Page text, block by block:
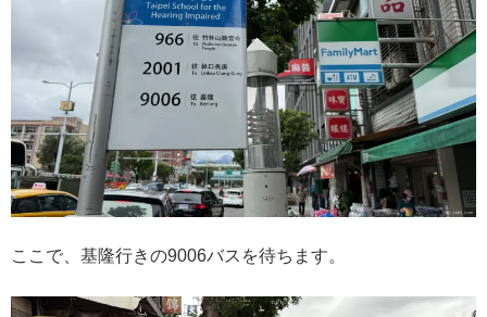
ここで、基隆行きの9006バスを待ちます。